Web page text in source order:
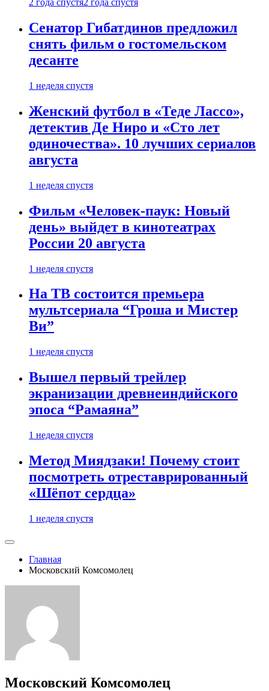
2 года спустя2 года спустя
Сенатор Гибатдинов предложил
снять фильм о гостомельском
десанте
1 неделя спустя
Женский футбол в «Теде Лассо»,
детектив Де Ниро и «Сто лет
одиночества». 10 лучших сериалов
августа
1 неделя спустя
Фильм «Человек-паук: Новый
день» выйдет в кинотеатрах
России 20 августа
1 неделя спустя
На ТВ состоится премьера
мультсериала “Гроша и Мистер
Ви”
1 неделя спустя
Вышел первый трейлер
экранизации древнеиндийского
эпоса “Рамаяна”
1 неделя спустя
Метод Миядзаки! Почему стоит
посмотреть отреставрированный
«Шёпот сердца»
1 неделя спустя
Главная
Московский Комсомолец
Московский Комсомолец